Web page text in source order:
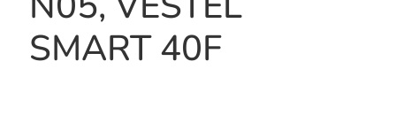
SMART 40F